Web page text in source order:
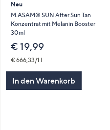
Neu
M.ASAM® SUN After Sun Tan
Konzentrat mit Melanin Booster
30ml
€ 19,99
€ 666,33/1 l
In den Warenkorb